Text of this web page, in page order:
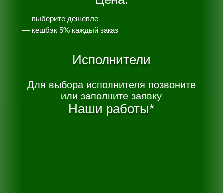
— выберите дешевле
— кешбэк 5% каждый заказ
Исполнители
Для выбора исполнителя позвоните
или заполните заявку
Наши работы*